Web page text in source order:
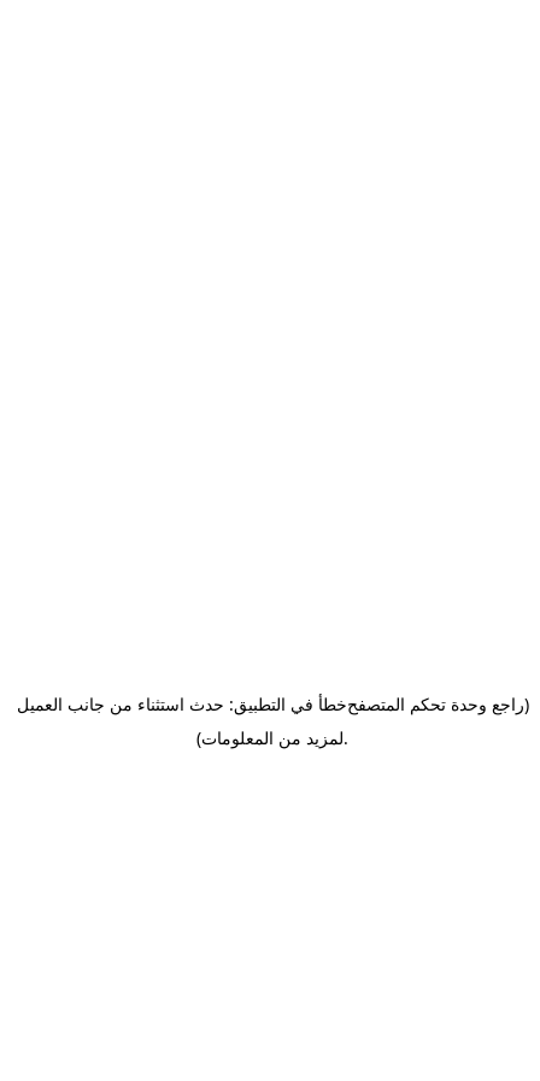
خطأ في التطبيق: حدث استثناء من جانب العميل(راجع وحدة تحكم المتصفح
لمزيد من المعلومات).